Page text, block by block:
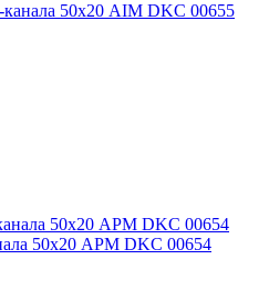
канала 50х20 AIM DKC 00655
50х20 APM DKC 00654